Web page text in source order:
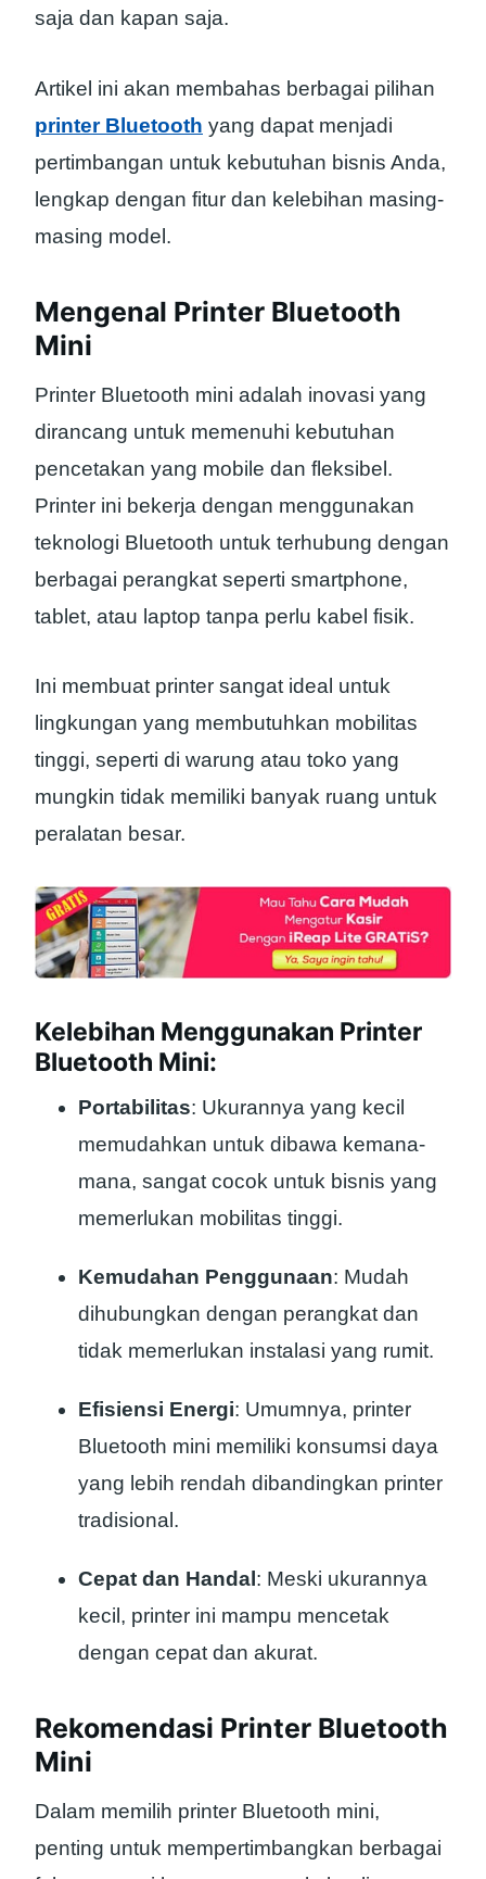
saja dan kapan saja.
Artikel ini akan membahas berbagai pilihan
printer Bluetooth yang dapat menjadi
pertimbangan untuk kebutuhan bisnis Anda,
lengkap dengan fitur dan kelebihan masing-
masing model.
Mengenal Printer Bluetooth
Mini
Printer Bluetooth mini adalah inovasi yang
dirancang untuk memenuhi kebutuhan
pencetakan yang mobile dan fleksibel.
Printer ini bekerja dengan menggunakan
teknologi Bluetooth untuk terhubung dengan
berbagai perangkat seperti smartphone,
tablet, atau laptop tanpa perlu kabel fisik.
Ini membuat printer sangat ideal untuk
lingkungan yang membutuhkan mobilitas
tinggi, seperti di warung atau toko yang
mungkin tidak memiliki banyak ruang untuk
peralatan besar.
Kelebihan Menggunakan Printer
Bluetooth Mini:
Portabilitas: Ukurannya yang kecil
memudahkan untuk dibawa kemana-
mana, sangat cocok untuk bisnis yang
memerlukan mobilitas tinggi.
Kemudahan Penggunaan: Mudah
dihubungkan dengan perangkat dan
tidak memerlukan instalasi yang rumit.
Efisiensi Energi: Umumnya, printer
Bluetooth mini memiliki konsumsi daya
yang lebih rendah dibandingkan printer
tradisional.
Cepat dan Handal : Meski ukurannya
kecil, printer ini mampu mencetak
dengan cepat dan akurat.
Rekomendasi Printer Bluetooth
Mini
Dalam memilih printer Bluetooth mini,
penting untuk mempertimbangkan berbagai